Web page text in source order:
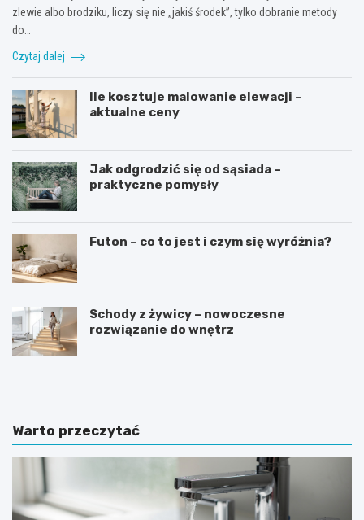
zlewie albo brodziku, liczy się nie „jakiś środek”, tylko dobranie metody
do…
Czytaj dalej
Ile kosztuje malowanie elewacji –
aktualne ceny
Jak odgrodzić się od sąsiada –
praktyczne pomysły
Futon – co to jest i czym się wyróżnia?
Schody z żywicy – nowoczesne
rozwiązanie do wnętrz
J
p
ł
y
i
J
b
r
a
d
Warto przeczytać